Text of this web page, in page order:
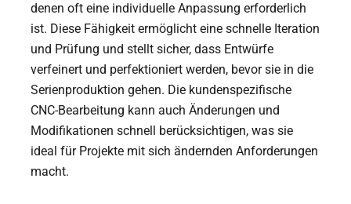
denen oft eine individuelle Anpassung erforderlich
ist. Diese Fähigkeit ermöglicht eine schnelle Iteration
und Prüfung und stellt sicher, dass Entwürfe
verfeinert und perfektioniert werden, bevor sie in die
Serienproduktion gehen. Die kundenspezifische
CNC-Bearbeitung kann auch Änderungen und
Modifikationen schnell berücksichtigen, was sie
ideal für Projekte mit sich ändernden Anforderungen
macht.